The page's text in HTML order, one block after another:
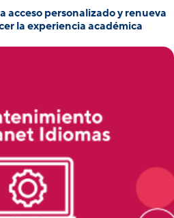
acceso personalizado y renueva
la experiencia académica